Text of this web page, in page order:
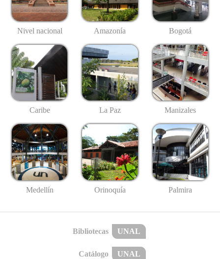
Nivel nacional Amazonía Bogotá
Caribe La Paz Manizales
Medellín Orinoquía Palmira
Bibliotecas UNAL
Catálogo UNAL